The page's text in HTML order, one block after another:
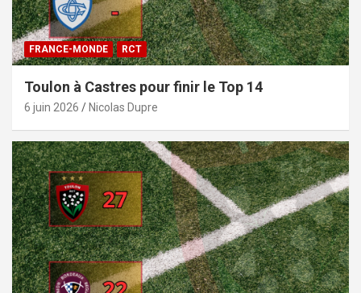
FRANCE-MONDE RCT
Toulon à Castres pour finir le Top 14
6 juin 2026 Nicolas Dupre